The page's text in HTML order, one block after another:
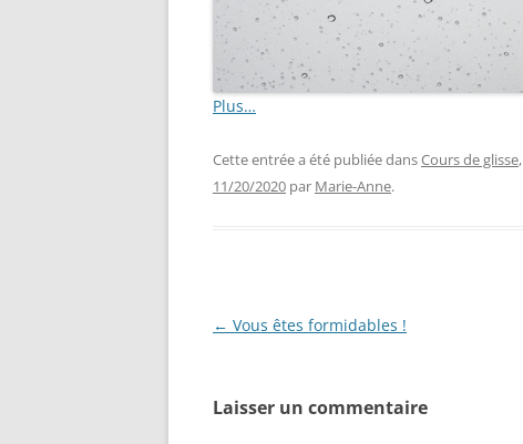
Plus…
Cette entrée a été publiée dansCours de glisse,
11/20/2020 par Marie-Anne.
Navigation
← Vous êtes formidables !
Laisser un commentaire